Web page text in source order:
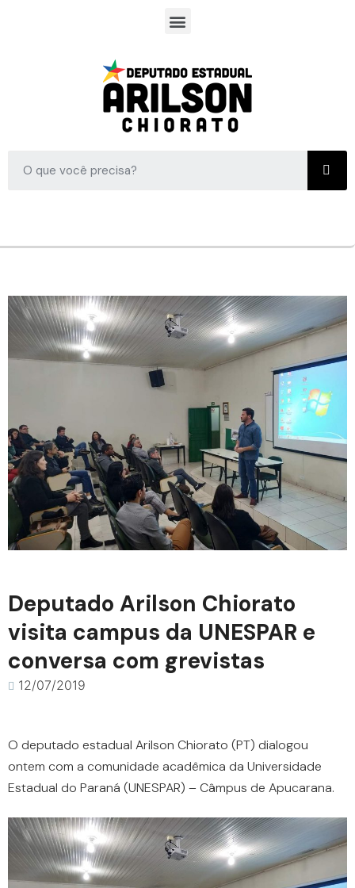
Deputado Arilson Chiorato
visita campus da UNESPAR e
conversa com grevistas
12/07/2019
O deputado estadual Arilson Chiorato (PT) dialogou
ontem com a comunidade acadêmica da Universidade
Estadual do Paraná (UNESPAR) – Câmpus de Apucarana.